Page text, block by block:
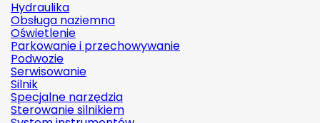
Hydraulika
Obsługa naziemna
Oświetlenie
Parkowanie i przechowywanie
Podwozie
Serwisowanie
Silnik
Specjalne narzędzia
Sterowanie silnikiem